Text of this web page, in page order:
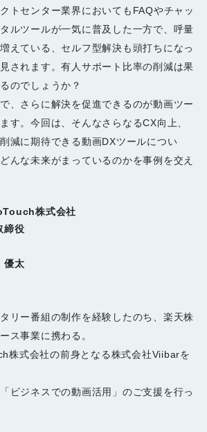
トセンター業界においてもFAQやチャッ
ルツールが一気に普及した一方で、呼量
えている、セルフ型解決も頭打ちになっ
されます。有人サポート比率の削減は果
のでしょうか？
、さらに解決を促進できるのが動画ツー
す。今回は、そんなさらなるCX向上、
減に期待できる動画DXツールについ
んな未来がまっているのかを事例を交え
株式会社
締役
優太
リー番組の制作を経験したのち、楽天株
ス事業に携わる。
株式会社の前身となる株式会社Viibarを
ビジネスでの動画活用」のご支援を行っ